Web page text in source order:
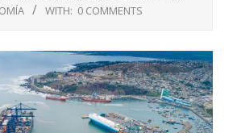
WITH: 0 COMMENTS